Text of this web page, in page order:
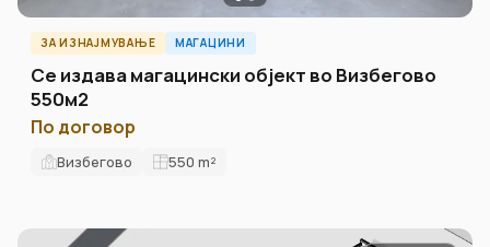
ЗА ИЗНАЈМУВАЊЕ МАГАЦИНИ
Се издава магацински објект во Визбегово
550м2
По договор
Визбегово 550 m²